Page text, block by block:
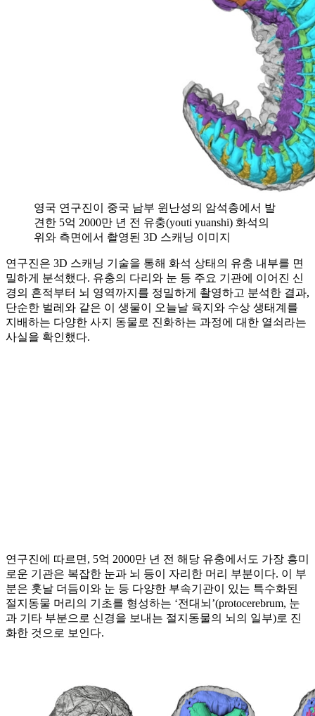
영국 연구진이 중국 남부 윈난성의 암석층에서 발
견한 5억 2000만 년 전 유충(youti yuanshi) 화석의
위와 측면에서 촬영된 3D 스캐닝 이미지
연구진은 3D 스캐닝 기술을 통해 화석 상태의 유충 내부를 면
밀하게 분석했다. 유충의 다리와 눈 등 주요 기관에 이어진 신
경의 흔적부터 뇌 영역까지를 정밀하게 촬영하고 분석한 결과,
단순한 벌레와 같은 이 생물이 오늘날 육지와 수상 생태계를
지배하는 다양한 사지 동물로 진화하는 과정에 대한 열쇠라는
사실을 확인했다.
연구진에 따르면, 5억 2000만 년 전 해당 유충에서도 가장 흥미
로운 기관은 복잡한 눈과 뇌 등이 자리한 머리 부분이다. 이 부
분은 훗날 더듬이와 눈 등 다양한 부속기관이 있는 특수화된
절지동물 머리의 기초를 형성하는 ‘전대뇌’(protocerebrum, 눈
과 기타 부분으로 신경을 보내는 절지동물의 뇌의 일부)로 진
화한 것으로 보인다.